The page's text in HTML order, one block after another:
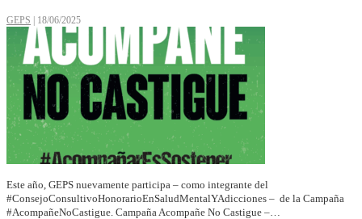
GEPS | 18/06/2025
Este año, GEPS nuevamente participa – como integrante del
#ConsejoConsultivoHonorarioEnSaludMentalYAdicciones – de la Campaña
#AcompañeNoCastigue. Campaña Acompañe No Castigue –…